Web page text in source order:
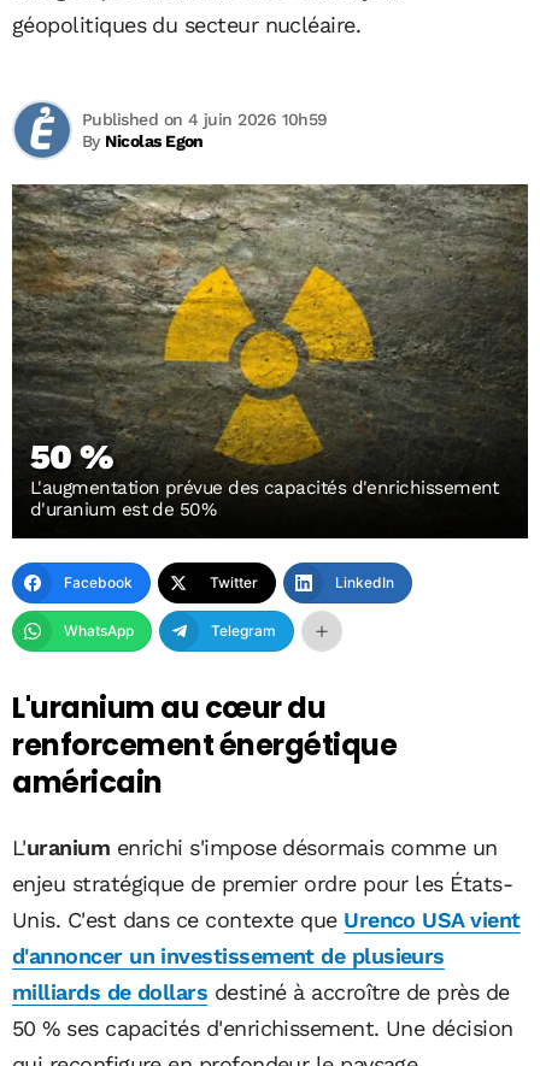
géopolitiques du secteur nucléaire.
By Nicolas Egon
Published on 4 juin 2026 10h59
50 %
L'augmentation prévue des capacités d'enrichissement
d'uranium est de 50%
Facebook Twitter LinkedIn
WhatsApp Telegram
L'uranium au cœur du
renforcement énergétique
américain
L'uranium enrichi s'impose désormais comme un
enjeu stratégique de premier ordre pour les États-
Unis. C'est dans ce contexte que Urenco USA vient
d'annoncer un investissement de plusieurs
milliards de dollars destiné à accroître de près de
50 % ses capacités d'enrichissement. Une décision